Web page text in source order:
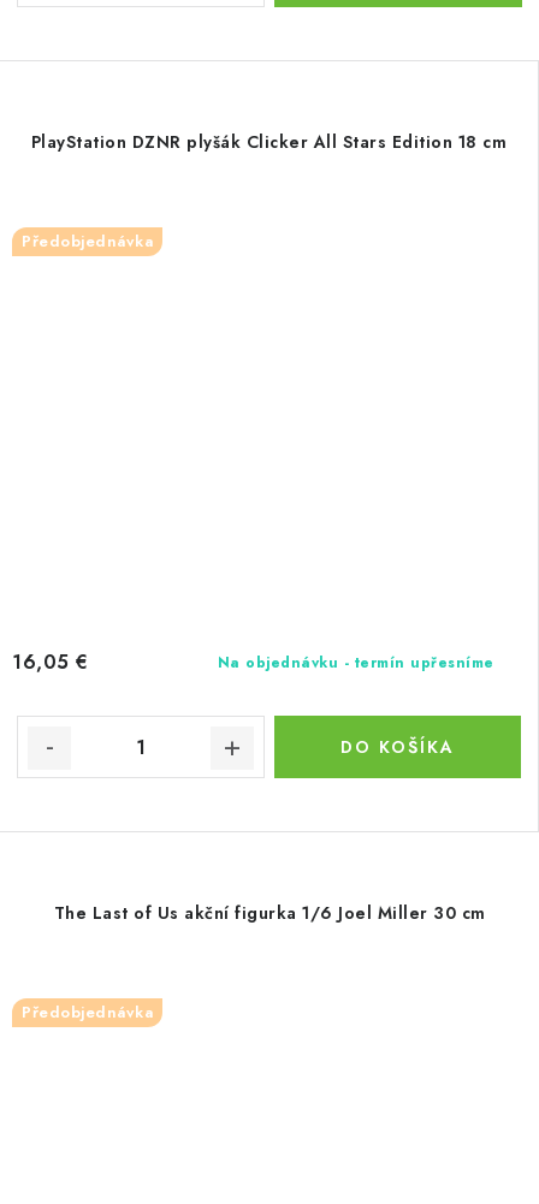
PlayStation DZNR plyšák Clicker All Stars Edition 18 cm
Předobjednávka
Na objednávku - termín upřesníme
16,05 €
DO KOŠÍKA
The Last of Us akční figurka 1/6 Joel Miller 30 cm
Předobjednávka